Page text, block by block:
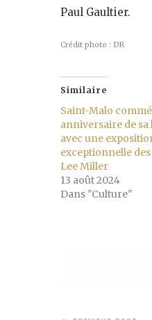
Paul Gaultier.
Crédit photo : DR
Similaire
Saint-Malo
anniversaire de
avec une
exceptionnelle
Lee Miller
13 août 2024
Dans "Culture"